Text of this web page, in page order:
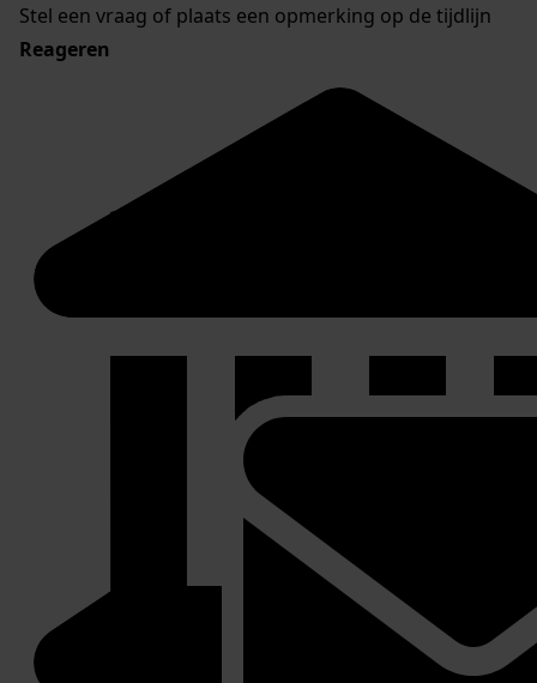
Stel een vraag of plaats een opmerking op de tijdlijn
Reageren